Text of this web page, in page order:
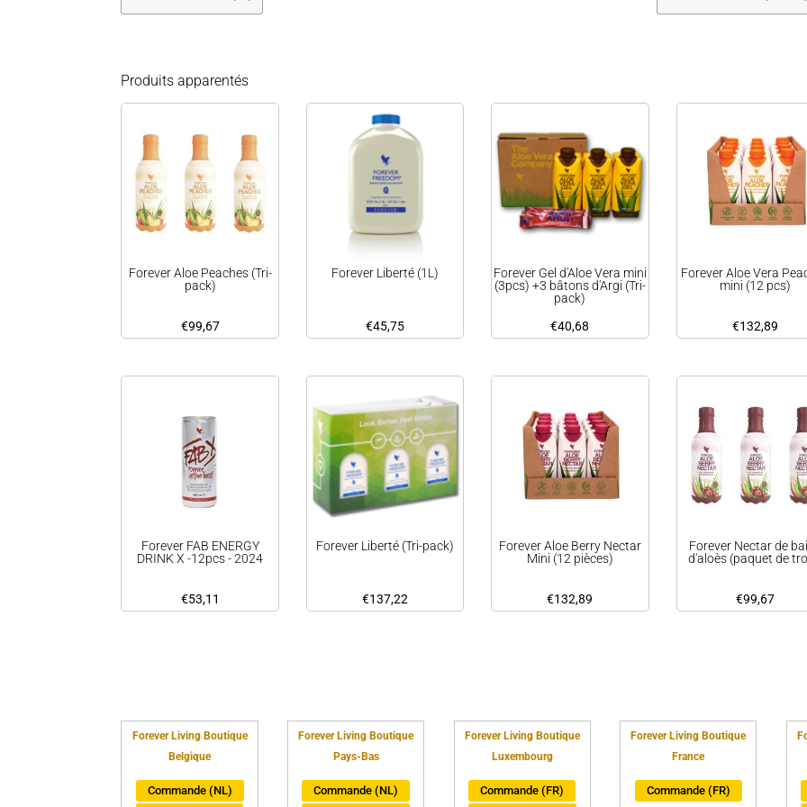
Produits apparentés
Forever Aloe Peaches (Tri-
pack)
€99,67
Forever Liberté (1L)
€45,75
Forever Gel d'Aloe Vera mini
(3pcs) +3 bâtons d'Argi (Tri-
pack)
€40,68
Forever Aloe Vera
mini (12 pcs)
€132,89
Forever FAB ENERGY
DRINK X -12pcs - 2024
€53,11
Forever Liberté (Tri-pack)
€137,22
Forever Aloe Berry Nectar
Mini (12 pièces)
€132,89
Forever Nectar de
d'aloès (paquet de
€99,67
Forever Living Boutique
Belgique
Commande (NL)
Forever Living Boutique
Pays-Bas
Commande (NL)
Forever Living Boutique
Luxembourg
Commande (FR)
Forever Living Boutique
France
Commande (FR)